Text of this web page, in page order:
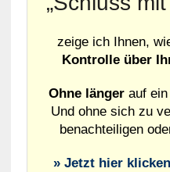
zeige ich Ihnen,
Kontrolle über
Ohne länger auf
Und ohne sich zu
benachteiligen
» Jetzt hier